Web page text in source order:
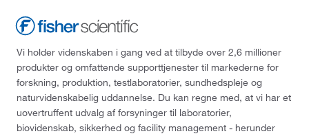
Vi holder videnskaben i gang ved at tilbyde over 2,6 millioner
produkter og omfattende supporttjenester til markederne for
forskning, produktion, testlaboratorier, sundhedspleje og
naturvidenskabelig uddannelse. Du kan regne med, at vi har et
uovertruffent udvalg af forsyninger til laboratorier,
biovidenskab, sikkerhed og facility management - herunder